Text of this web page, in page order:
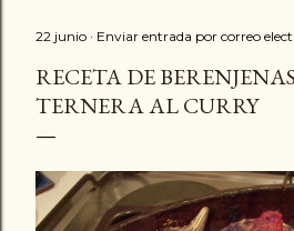
22 junio Enviar entrada por correo
RECETA DE
TERNERA AL CURRY